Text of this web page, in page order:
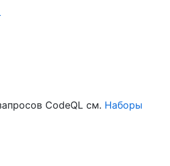
CodeQL см. Наборы